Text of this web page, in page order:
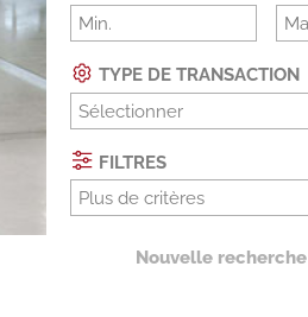
TYPE DE TRANSACTION
Sélectionner
FILTRES
Plus de critères
Nouvelle recherche